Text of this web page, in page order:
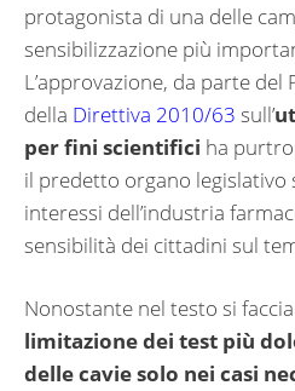
protagonista di una delle
sensibilizzazione più
L’approvazione, da parte
della Direttiva 2010/63 sull’
per fini scientifici ha
il predetto organo legislativo
interessi dell’industria
sensibilità dei cittadini sul
Nonostante nel testo si
limitazione dei test più
delle cavie solo nei casi